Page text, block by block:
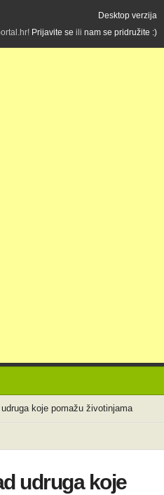
Desktop verzija
Prijavite se ili nam se pridružite :)
koje pomažu životinjama
udruga koje